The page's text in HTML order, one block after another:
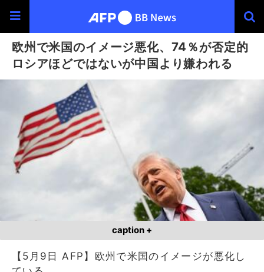
欧州で米国のイメージ悪化、74％が否定的
ロシアほどではないが中国より嫌われる
caption +
【5月9日 AFP】欧州で米国のイメージが悪化し